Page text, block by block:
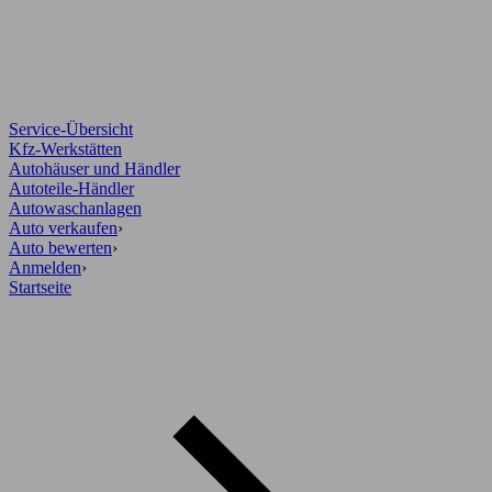
Service-Übersicht
Kfz-Werkstätten
Autohäuser und Händler
Autoteile-Händler
Autowaschanlagen
Auto verkaufen›
Auto bewerten›
Anmelden›
Startseite